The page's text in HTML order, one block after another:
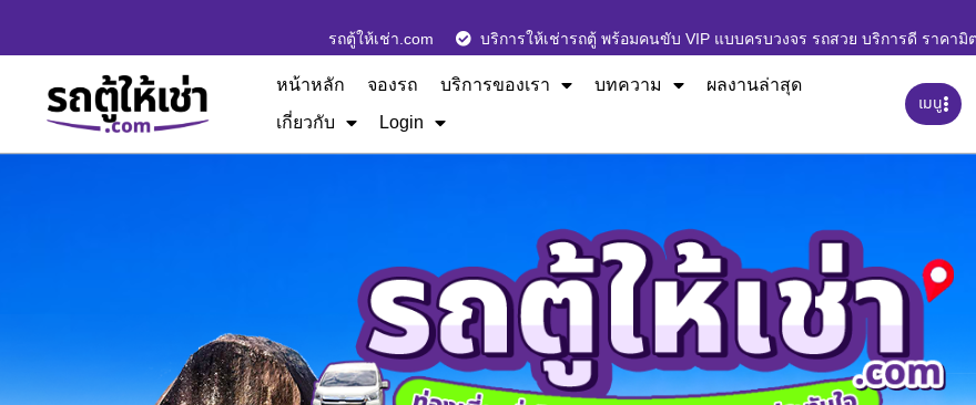
รถตู้ให้เช่า.com บริการให้เช่ารถตู้ พร้อมคนขับ VIP แบบครบวงจร รถสวย บริการดี ราคามิ
หน้าหลัก จองรถ บริการของเรา บทความ
ผลงานล่าสุด
เกี่ยวกับ
Login
เมนู